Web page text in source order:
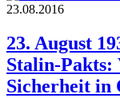
23.08.2016
23. August
Stalin-Pakts:
Sicherheit in